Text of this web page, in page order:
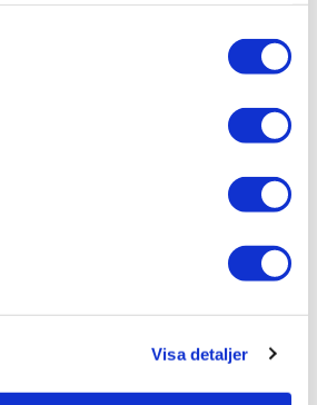
Visa detaljer
Design /
JUST NU!